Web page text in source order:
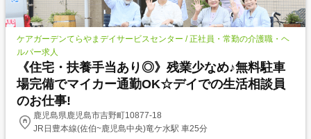
ケアガーデンてらやまデイサービスセンター / 正社員・常勤の介護職・ヘ
ルパー求人
《住宅・扶養手当あり◎》残業少なめ♪無料駐車
場完備でマイカー通勤OK☆デイでの生活相談員
のお仕事!
鹿児島県鹿児島市吉野町10877-18
JR日豊本線(佐伯~鹿児島中央)竜ケ水駅 車25分